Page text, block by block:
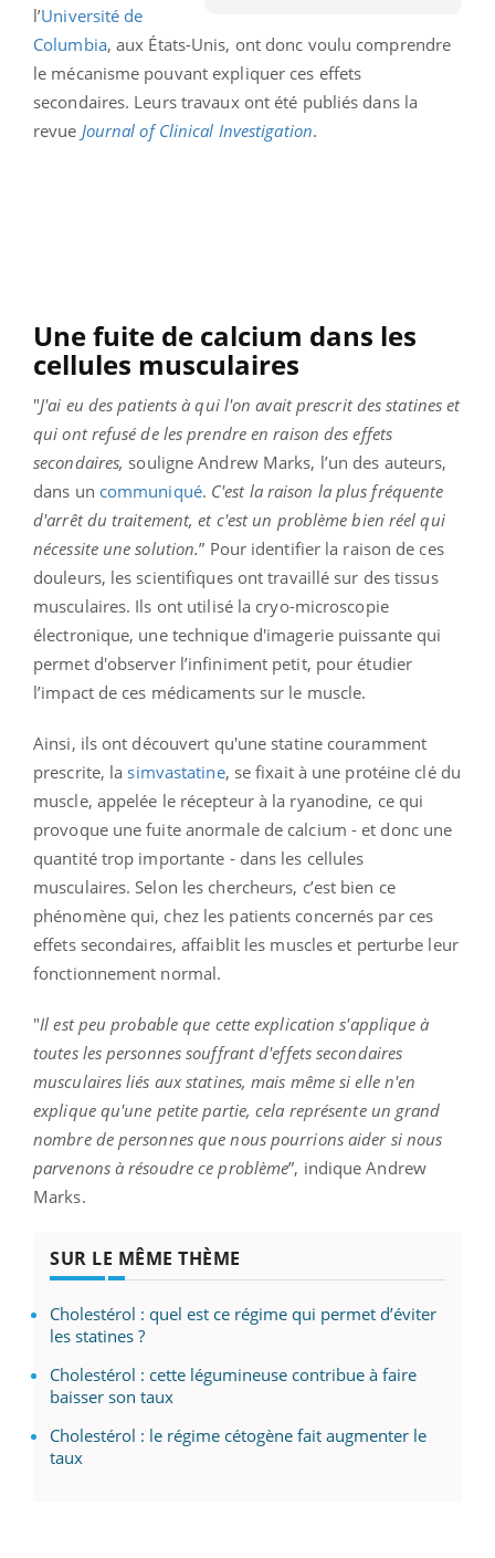
l’Université de
Columbia, aux États-Unis, ont donc voulu comprendre
le mécanisme pouvant expliquer ces effets
secondaires. Leurs travaux ont été publiés dans la
revue Journal of Clinical Investigation.
Une fuite de calcium dans les
cellules musculaires
"J'ai eu des patients à qui l'on avait prescrit des statines et
qui ont refusé de les prendre en raison des effets
secondaires, souligne Andrew Marks, l’un des auteurs,
dans un communiqué. C'est la raison la plus fréquente
d'arrêt du traitement, et c'est un problème bien réel qui
nécessite une solution.” Pour identifier la raison de ces
douleurs, les scientifiques ont travaillé sur des tissus
musculaires. Ils ont utilisé la cryo-microscopie
électronique, une technique d'imagerie puissante qui
permet d'observer l’infiniment petit, pour étudier
l’impact de ces médicaments sur le muscle.
Ainsi, ils ont découvert qu'une statine couramment
prescrite, la simvastatine, se fixait à une protéine clé du
muscle, appelée le récepteur à la ryanodine, ce qui
provoque une fuite anormale de calcium - et donc une
quantité trop importante - dans les cellules
musculaires. Selon les chercheurs, c’est bien ce
phénomène qui, chez les patients concernés par ces
effets secondaires, affaiblit les muscles et perturbe leur
fonctionnement normal.
"Il est peu probable que cette explication s'applique à
toutes les personnes souffrant d'effets secondaires
musculaires liés aux statines, mais même si elle n'en
explique qu'une petite partie, cela représente un grand
nombre de personnes que nous pourrions aider si nous
parvenons à résoudre ce problème”, indique Andrew
Marks.
SUR LE MÊME THÈME
Cholestérol : quel est ce régime qui permet d’éviter
les statines ?
Cholestérol : cette légumineuse contribue à faire
baisser son taux
Cholestérol : le régime cétogène fait augmenter le
taux